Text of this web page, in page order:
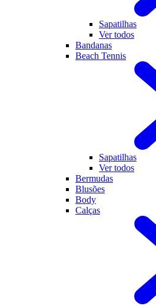
Sapatilhas
Ver todos
Bandanas
Beach Tennis
Sapatilhas
Ver todos
Bermudas
Blusões
Body
Calças